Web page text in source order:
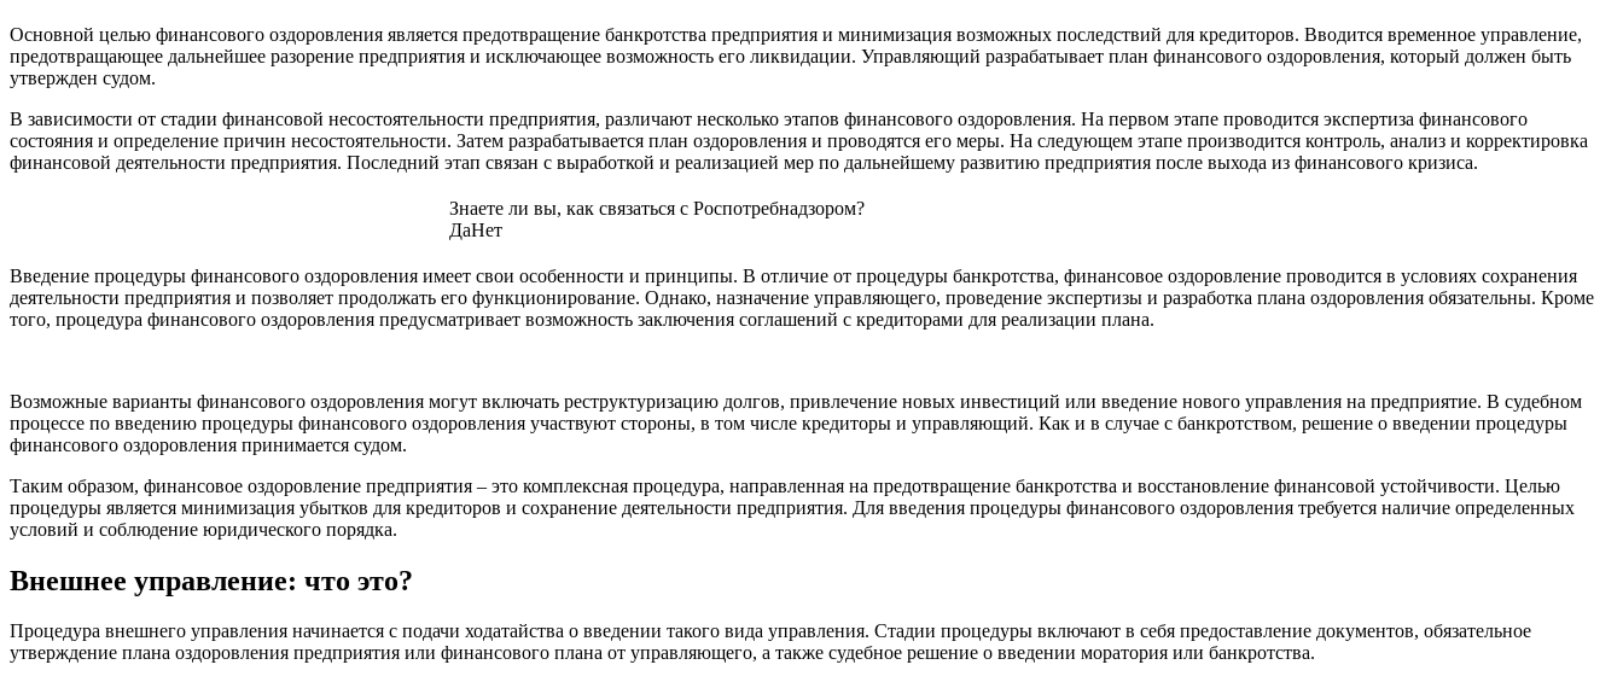
Основной целью финансового оздоровления является предотвращение банкротства предприятия и минимизация возможных последствий для кредиторов. Вводится временное управление,
предотвращающее дальнейшее разорение предприятия и исключающее возможность его ликвидации. Управляющий разрабатывает план финансового оздоровления, который должен быть
утвержден судом.
В зависимости от стадии финансовой несостоятельности предприятия, различают несколько этапов финансового оздоровления. На первом этапе проводится экспертиза финансового
состояния и определение причин несостоятельности. Затем разрабатывается план оздоровления и проводятся его меры. На следующем этапе производится контроль, анализ и корректировка
финансовой деятельности предприятия. Последний этап связан с выработкой и реализацией мер по дальнейшему развитию предприятия после выхода из финансового кризиса.
Знаете ли вы, как связаться с Роспотребнадзором?
ДаНет
Введение процедуры финансового оздоровления имеет свои особенности и принципы. В отличие от процедуры банкротства, финансовое оздоровление проводится в условиях сохранения
деятельности предприятия и позволяет продолжать его функционирование. Однако, назначение управляющего, проведение экспертизы и разработка плана оздоровления обязательны. Кроме
того, процедура финансового оздоровления предусматривает возможность заключения соглашений с кредиторами для реализации плана.
Возможные варианты финансового оздоровления могут включать реструктуризацию долгов, привлечение новых инвестиций или введение нового управления на предприятие. В судебном
процессе по введению процедуры финансового оздоровления участвуют стороны, в том числе кредиторы и управляющий. Как и в случае с банкротством, решение о введении процедуры
финансового оздоровления принимается судом.
Таким образом, финансовое оздоровление предприятия – это комплексная процедура, направленная на предотвращение банкротства и восстановление финансовой устойчивости. Целью
процедуры является минимизация убытков для кредиторов и сохранение деятельности предприятия. Для введения процедуры финансового оздоровления требуется наличие определенных
условий и соблюдение юридического порядка.
Внешнее управление: что это?
Процедура внешнего управления начинается с подачи ходатайства о введении такого вида управления. Стадии процедуры включают в себя предоставление документов, обязательное
утверждение плана оздоровления предприятия или финансового плана от управляющего, а также судебное решение о введении моратория или банкротства.